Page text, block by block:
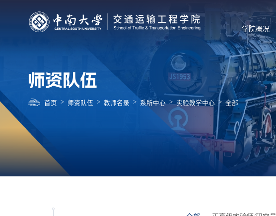
学院概况
师资队伍
首页 > 师资队伍 > 教师名录 > 系所中心 > 实验教学中心 > 全部